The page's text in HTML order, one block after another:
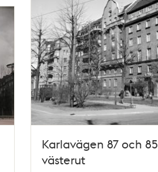
Karlavägen 87 och 85
västerut